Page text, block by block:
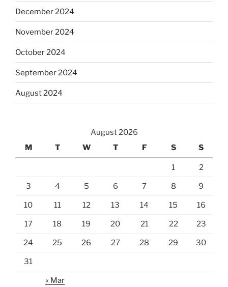
December 2024
November 2024
October 2024
September 2024
August 2024
August 2026
M
T W T F S S
1 2
3 4 5 6 7 8 9
10 11 12 13 14 15 16
17 18 19 20 21 22 23
24 25 26 27 28 29 30
31
« Mar